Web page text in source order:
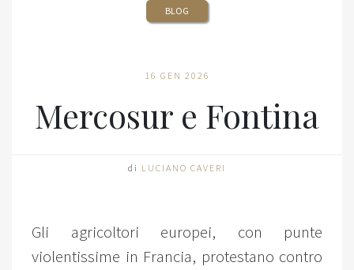
BLOG
16 GEN 2026
Mercosur e Fontina
di LUCIANO CAVERI
Gli agricoltori europei, con punte
violentissime in Francia, protestano contro